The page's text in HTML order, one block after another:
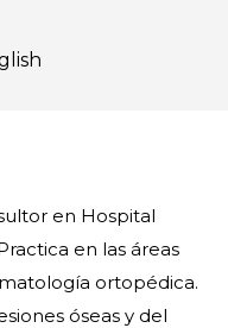
en Hospital
en las áreas
ortopédica.
óseas y del